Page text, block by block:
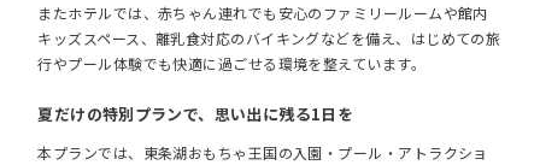
またホテルでは、赤ちゃん連れでも安心のファミリールームや館内
キッズスペース、離乳食対応のバイキングなどを備え、はじめての旅
行やプール体験でも快適に過ごせる環境を整えています。
夏だけの特別プランで、思い出に残る1日を
本プランでは、東条湖おもちゃ王国の入園・プール・アトラクショ